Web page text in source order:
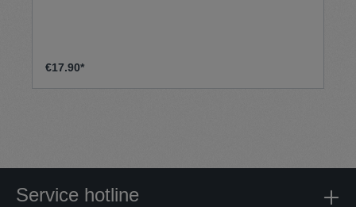
€17.90*
Service hotline